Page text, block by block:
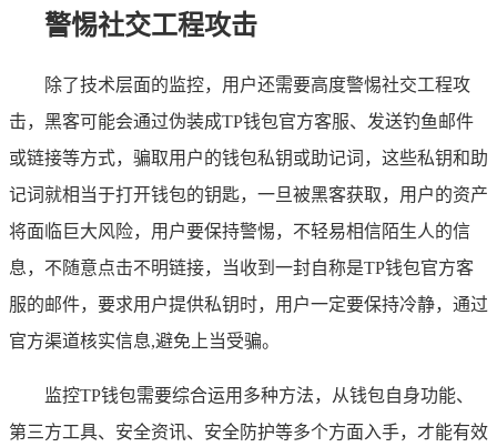
警惕社交工程攻击
除了技术层面的监控，用户还需要高度警惕社交工程攻
击，黑客可能会通过伪装成TP钱包官方客服、发送钓鱼邮件
或链接等方式，骗取用户的钱包私钥或助记词，这些私钥和助
记词就相当于打开钱包的钥匙，一旦被黑客获取，用户的资产
将面临巨大风险，用户要保持警惕，不轻易相信陌生人的信
息，不随意点击不明链接，当收到一封自称是TP钱包官方客
服的邮件，要求用户提供私钥时，用户一定要保持冷静，通过
官方渠道核实信息,避免上当受骗。
监控TP钱包需要综合运用多种方法，从钱包自身功能、
第三方工具、安全资讯、安全防护等多个方面入手，才能有效